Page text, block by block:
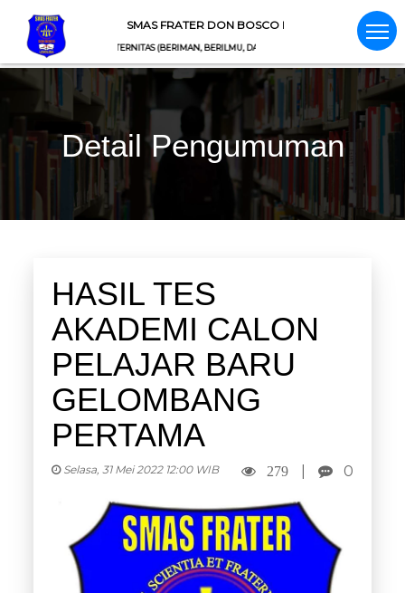
SMAS FRATER DON BOSCO LEWOLEBA
SCIENTIA, ET FRATERNITAS (BERIMAN, BERILMU, DAN BERSAUDARA) (BERIMAN, BERILMU,
Detail Pengumuman
HASIL TES
AKADEMI CALON
PELAJAR BARU
GELOMBANG
PERTAMA
Selasa, 31 Mei 2022 12:00 WIB 279 0